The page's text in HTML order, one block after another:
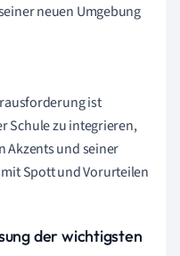
neuen Umgebung
ist
Schule zu integrieren,
Akzents und seiner
Spott und Vorurteilen
der wichtigsten